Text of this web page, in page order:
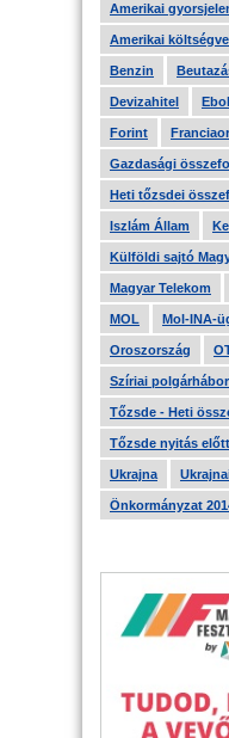
Amerikai
Amerikai
Benzin
Devizahitel
Forint
Gazdasági
Heti tőzsdei
Iszlám Állam
Külföldi sajtó
Magyar Telekom
MOL Mol-INA-
Oroszország
Szíriai
Tőzsde - Heti
Tőzsde nyitás
Ukrajna
Önkormányzat